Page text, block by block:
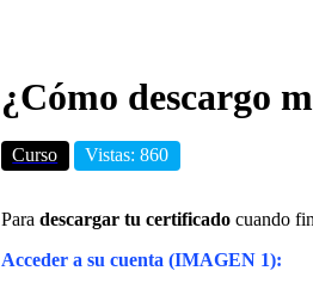
¿Cómo descargo
Curso Vistas: 860
Para descargar tu certificadocuando
Acceder a su cuenta (IMAGEN 1):